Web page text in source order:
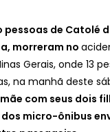
pessoas de Catolé
morreram no
Gerais, onde 13
na manhã deste
com seus dois
micro-ônibus